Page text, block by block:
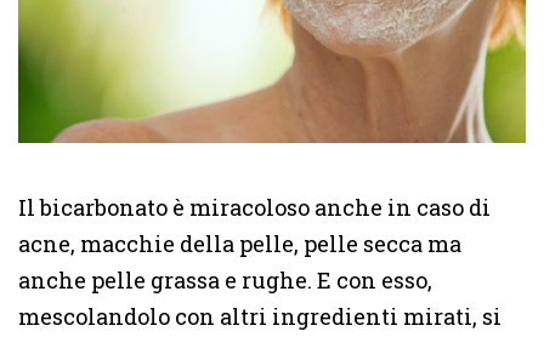
Il bicarbonato è miracoloso anche in caso di
acne, macchie della pelle, pelle secca ma
anche pelle grassa e rughe. E con esso,
mescolandolo con altri ingredienti mirati, si